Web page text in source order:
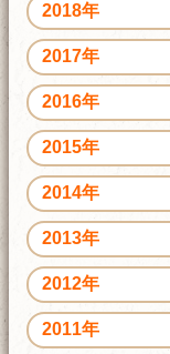
2018年
2017年
2016年
2015年
2014年
2013年
2012年
2011年